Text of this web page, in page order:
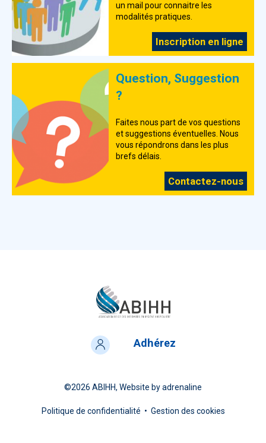
un mail pour connaitre les
modalités pratiques.
Inscription en ligne
Question, Suggestion
?
Faites nous part de vos questions
et suggestions éventuelles. Nous
vous répondrons dans les plus
brefs délais.
Contactez-nous
Adhérez
©2026 ABIHH, Website byadrenaline
Politique de confidentialité • Gestion des cookies